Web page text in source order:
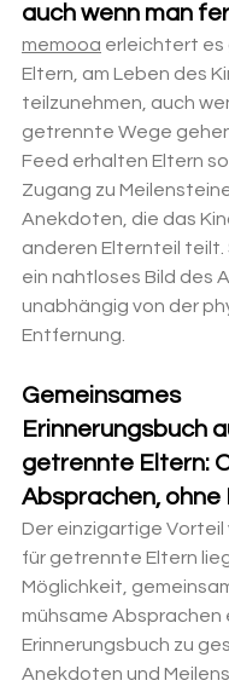
auch wenn man
memooa erleichtert
Eltern, am Leben des
teilzunehmen, auch
getrennte Wege
Feed erhalten Eltern
Zugang zu
Anekdoten, die das
anderen Elternteil
ein nahtloses Bild des
unabhängig von der
Entfernung.
Gemeinsames
Erinnerungsbuch
getrennte Eltern:
Absprachen, ohne
Der einzigartige Vorteil
für getrennte Eltern
Möglichkeit,
mühsame Absprachen
Erinnerungsbuch zu
Anekdoten und